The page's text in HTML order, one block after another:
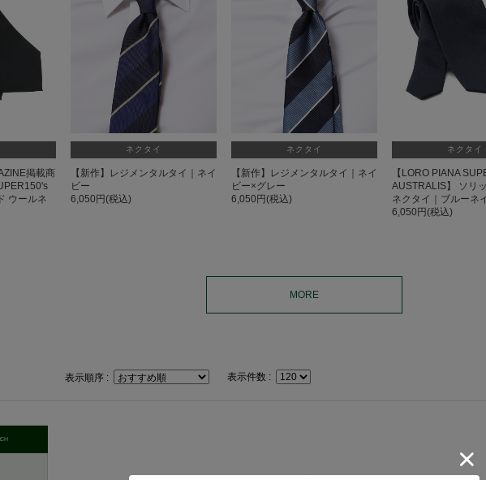
掲載商
ウールネ
ネクタイ
【新作】レジメンタルタイ｜ネイ
ビー
6,050円(税込)
ネクタイ
【新作】レジメンタルタイ｜ネイ
ビー×グレー
6,050円(税込)
ネクタイ
【LORO PIANA
AUSTRALIS】 ソリ
ネクタイ｜ブルーネ
6,050円(税込)
MORE
表示順序 : 表示件数 :